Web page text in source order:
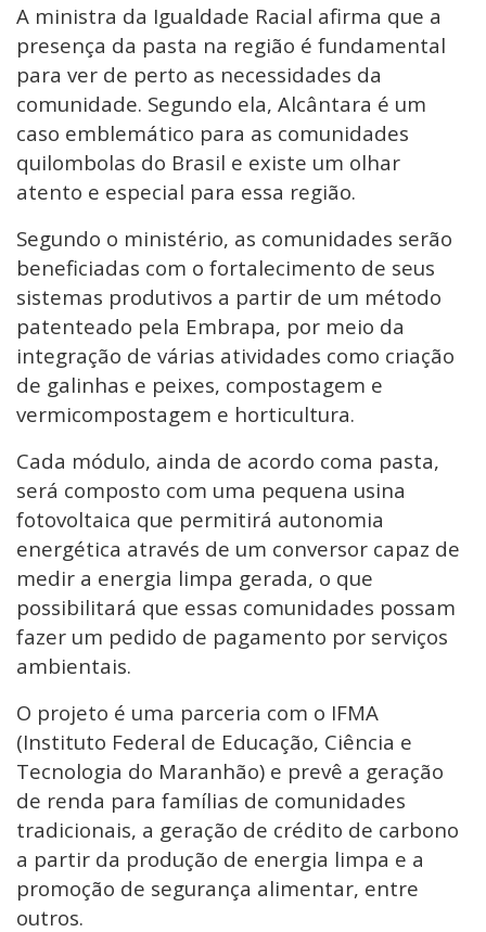
A ministra da Igualdade Racial afirma que a
presença da pasta na região é fundamental
para ver de perto as necessidades da
comunidade. Segundo ela, Alcântara é um
caso emblemático para as comunidades
quilombolas do Brasil e existe um olhar
atento e especial para essa região.
Segundo o ministério, as comunidades serão
beneficiadas com o fortalecimento de seus
sistemas produtivos a partir de um método
patenteado pela Embrapa, por meio da
integração de várias atividades como criação
de galinhas e peixes, compostagem e
vermicompostagem e horticultura.
Cada módulo, ainda de acordo coma pasta,
será composto com uma pequena usina
fotovoltaica que permitirá autonomia
energética através de um conversor capaz de
medir a energia limpa gerada, o que
possibilitará que essas comunidades possam
fazer um pedido de pagamento por serviços
ambientais.
O projeto é uma parceria com o IFMA
(Instituto Federal de Educação, Ciência e
Tecnologia do Maranhão) e prevê a geração
de renda para famílias de comunidades
tradicionais, a geração de crédito de carbono
a partir da produção de energia limpa e a
promoção de segurança alimentar, entre
outros.